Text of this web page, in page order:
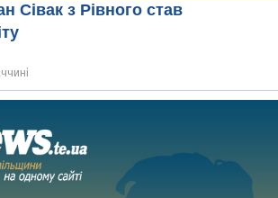
Сівак з Рівного став